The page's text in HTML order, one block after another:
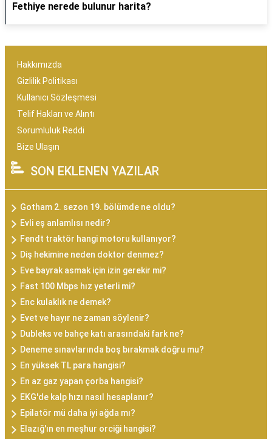
Fethiye nerede bulunur harita?
Hakkımızda
Gizlilik Politikası
Kullanıcı Sözleşmesi
Telif Hakları ve Alıntı
Sorumluluk Reddi
Bize Ulaşın
SON EKLENEN YAZILAR
Gotham 2. sezon 19. bölümde ne oldu?
Evli eş anlamlısı nedir?
Fendt traktör hangi motoru kullanıyor?
Diş hekimine neden doktor denmez?
Eve bayrak asmak için izin gerekir mi?
Fast 100 Mbps hız yeterli mi?
Enc kulaklık ne demek?
Evet ve hayır ne zaman söylenir?
Dubleks ve bahçe katı arasındaki fark ne?
Deneme sınavlarında boş bırakmak doğru mu?
En yüksek TL para hangisi?
En az gaz yapan çorba hangisi?
EKG'de kalp hızı nasıl hesaplanır?
Epilatör mü daha iyi ağda mı?
Elazığ'ın en meşhur orciği hangisi?